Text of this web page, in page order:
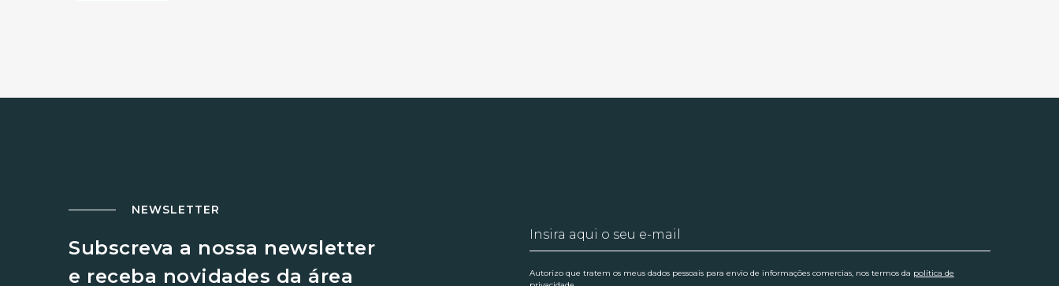
NEWSLETTER
Subscreva a nossa newsletter
e receba novidades da área
Autorizo que tratem os meus dados pessoais para envio de informações comercias, nos termos da política de